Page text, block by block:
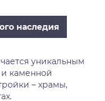
наследия
уникальным
каменной
– храмы,